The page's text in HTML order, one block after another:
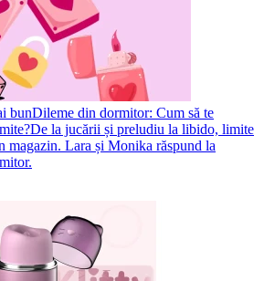
bunDileme din dormitor: Cum să te
De la jucării și preludiu la libido, limite
magazin. Lara și Monika răspund la